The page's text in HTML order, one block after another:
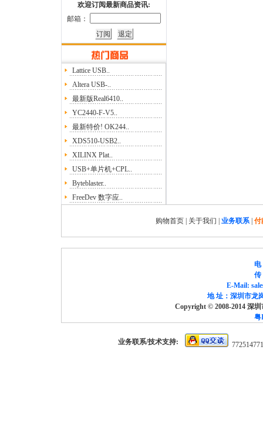
欢迎订阅最新商品资讯:
邮箱：
Lattice USB..
Altera USB-..
最新版Real6410..
YC2440-F-V5..
最新特价! OK244..
XDS510-USB2..
XILINX Plat..
USB+单片机+CPL..
Byteblaster..
FreeDev 数字应..
购物首页 关于我们 业务联系| 付
电
传
E-Mail:
地 址：深圳市龙
Copyright © 2008-2014 深
粤
业务联系/技术支持: 772514771